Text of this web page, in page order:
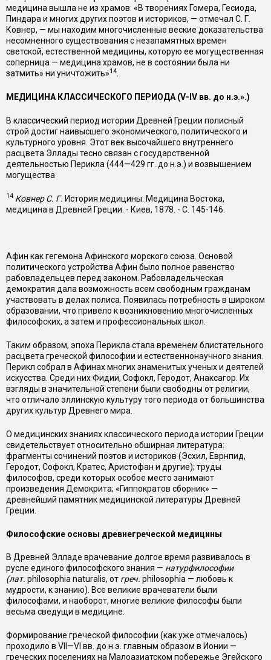
медицина вышла не из храмов: «В творениях Гомера, Гесиода,
Пиндара и многих других поэтов и историков, — отмечал С. Г.
Ковнер, — мы находим многочисленные веские доказательства
несо­мненного существования с незапамятных времен
светской, естественной меди­цины, которую ее могущественная
соперница — медицина храмов, не в состоя­нии была ни
затмить» ни уничтожить»14.
МЕДИЦИНА КЛАССИЧЕСКОГО ПЕРИОДА (V- IV вв. дo н.э.».)
В классический период истории Древней Греции полисный
строй достиг наивысшего экономического, политического и
культурного уровня. Этот век высочайшего внутреннего
расцвета Эллады тесно связан с государственной
деятельностью Перикла (444—429 гг. до н.э.) и возвышением
могущества
14 Ковнер С. Г. История медицины: Медицина Востока,
медицина в Древней Гре­ции. - Киев, 1878. - С. 145-146.
Афин как гегемона Афинского морского союза. Основой
политического устройства Афин было полное равенство
рабовладельцев перед законом. Ра­бовладельческая
демократия дала возможность всем свободным гражданам
участвовать в делах полиса. Появилась потребность в широком
образовании, что привело к возникновению многочисленных
философских, а затем и про­фессиональных школ.
Таким образом, эпоха Перикла стала временем блистательного
расцвета греческой философии и естественнонаучного знания.
Перикл собрал в Афинах многих знаменитых ученых и деятелей
искусства. Среди них Фидии, Софокл, Геродот, Анаксагор. Их
взгляды в значительной степени были свободны от религии,
что отличало эллинскую культуру того периода от большинства
дру­гих культур Древнего мира.
О медицинских знаниях классического периода истории Греции
свидетель­ствует относительно обширная литература:
фрагменты сочинений поэтов и ис­ториков (Эсхил, Еврнпид,
Геродот, Софокл, Кратес, Аристофан и другие); труды
философов, среди которых особое место занимают
произведения Демо­крита; «Гиппократов сборник» —
древнейший памятник медицинской литера­туры Древней
Греции.
Философские основы древнегреческой медицины
В Древней Элладе врачевание долгое время развивалось в
русле единого философского знания — натурфилософии
(лат. philosophianaturalis, от греч. philosophia — любовь к
мудрости, к знанию). Все великие врачеватели были
философами, и наоборот, многие великие философы были
весьма сведущи в медицине.
Формирование греческой философии (как уже отмечалось)
проходило в VII—VI вв. до н.э. главным образом в Ионии —
греческих поселениях на Малоазиатском побережье Эгейского